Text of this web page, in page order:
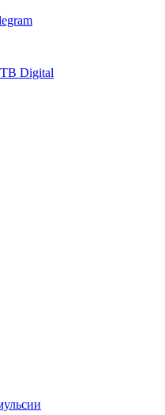
Digital